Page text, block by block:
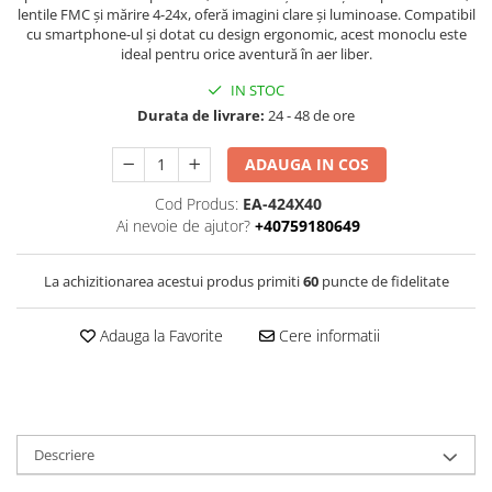
lentile FMC și mărire 4-24x, oferă imagini clare și luminoase. Compatibil
cu smartphone-ul și dotat cu design ergonomic, acest monoclu este
ideal pentru orice aventură în aer liber.
IN STOC
Durata de livrare: 24 - 48 de ore
ADAUGA IN COS
Cod Produs: EA-424X40
Ai nevoie de ajutor? +40759180649
La achizitionarea acestui produs primiti60puncte de fidelitate
Adauga la Favorite Cere informatii
Descriere